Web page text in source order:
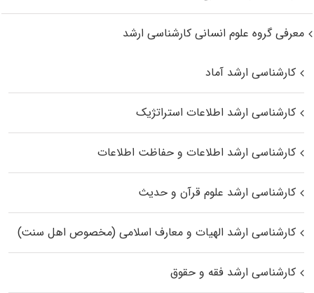
معرفی گروه علوم انسانی کارشناسی ارشد
کارشناسی ارشد آماد
کارشناسی ارشد اطلاعات استراتژیک
کارشناسی ارشد اطلاعات و حفاظت اطلاعات
کارشناسی ارشد علوم قرآن و حدیث
کارشناسی ارشد الهیات و معارف اسلامی (مخصوص اهل سنت)
کارشناسی ارشد فقه و حقوق